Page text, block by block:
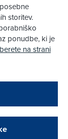
Zapri
v AMZS
prejeli
v višini
storitev.
ponudbe, ki je
na strani